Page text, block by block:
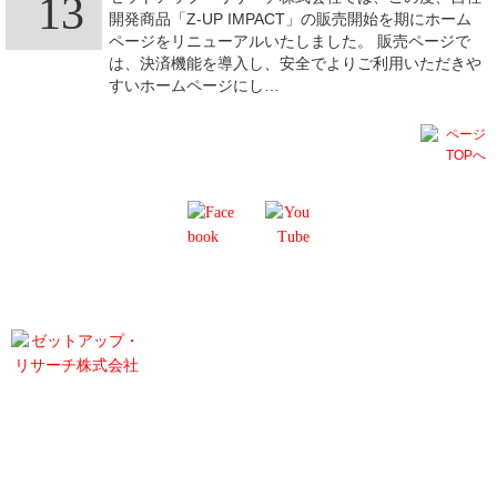
13
開発商品「Z-UP IMPACT」の販売開始を期にホーム
ページをリニューアルいたしました。 販売ページで
は、決済機能を導入し、安全でよりご利用いただきや
すいホームページにし…